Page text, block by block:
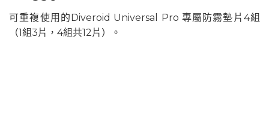
可重複使用的Diveroid Universal Pro 專屬防霧墊片4組
（1組3片，4組共12片）。